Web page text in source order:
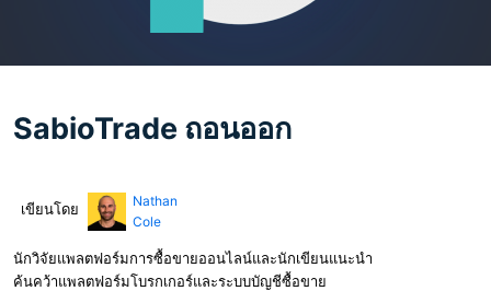
SabioTrade ถอนออก
เขียนโดย
Nathan
Cole
นักวิจัยแพลตฟอร์มการซื้อขายออนไลน์และนักเขียนแนะนำ
ค้นคว้าแพลตฟอร์มโบรกเกอร์และระบบบัญชีซื้อขาย